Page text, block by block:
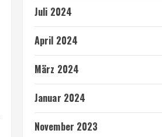
Juli 2024
April 2024
März 2024
Januar 2024
November 2023